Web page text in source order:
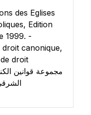
des Eglises
Edition
1999. -
canonique,
droit